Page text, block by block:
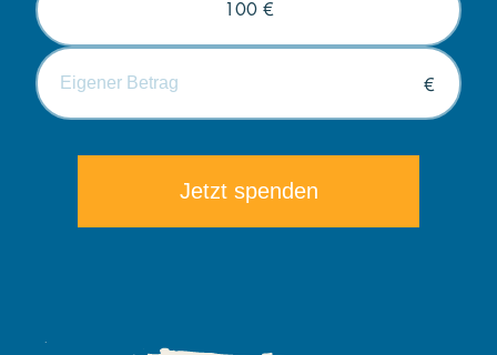
100 €
€